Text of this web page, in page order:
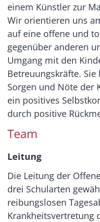
einem Künstler zur
Wir orientieren uns
auf eine offene und
gegenüber anderen
Umgang mit den
Betreuungskräfte.
Sorgen und Nöte der
ein positives
durch positive
Team
Leitung
Die Leitung der
drei Schularten
reibungslosen
Krankheitsvertretung